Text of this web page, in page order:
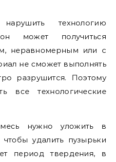
технологию
может получиться
неравномерным или с
не сможет выполнять
разрушится. Поэтому
все технологические
нужно уложить в
чтобы удалить пузырьки
период твердения, в